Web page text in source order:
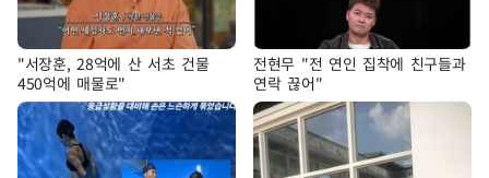
"서장훈, 28억에 산 서초 건물
450억에 매물로"
전현무 "전 연인 집착에 친구들과
연락 끊어"